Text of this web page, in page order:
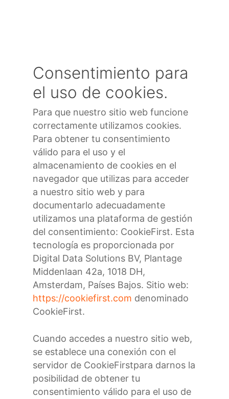
Consentimiento para
el uso de cookies.
Para que nuestro sitio web funcione
correctamente utilizamos cookies.
Para obtener tu consentimiento
válido para el uso y el
almacenamiento de cookies en el
navegador que utilizas para acceder
a nuestro sitio web y para
documentarlo adecuadamente
utilizamos una plataforma de gestión
del consentimiento: CookieFirst. Esta
tecnología es proporcionada por
Digital Data Solutions BV, Plantage
Middenlaan 42a, 1018 DH,
Amsterdam, Países Bajos. Sitio web:
https://cookiefirst.com denominado
CookieFirst.
Cuando accedes a nuestro sitio web,
se establece una conexión con el
servidor de CookieFirstpara darnos la
posibilidad de obtener tu
consentimiento válido para el uso de